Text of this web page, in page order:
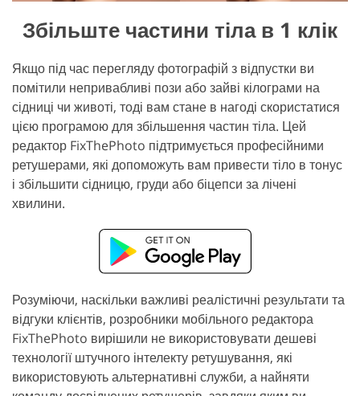
Збільште частини тіла в 1 клік
Якщо під час перегляду фотографій з відпустки ви
помітили непривабливі пози або зайві кілограми на
сідниці чи животі, тоді вам стане в нагоді скористатися
цією програмою для збільшення частин тіла. Цей
редактор FixThePhoto підтримується професійними
ретушерами, які допоможуть вам привести тіло в тонус
і збільшити сідницю, груди або біцепси за лічені
хвилини.
Розуміючи, наскільки важливі реалістичні результати та
відгуки клієнтів, розробники мобільного редактора
FixThePhoto вирішили не використовувати дешеві
технології штучного інтелекту ретушування, які
використовують альтернативні служби, а найняти